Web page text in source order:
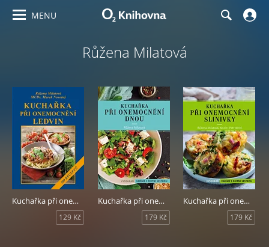
MENU
Růžena Milatová
Kuchařka při onemocnění ledvin
129 Kč
Kuchařka při onemocnění dnou
179 Kč
Kuchařka při onemocnění slinivky
179 Kč